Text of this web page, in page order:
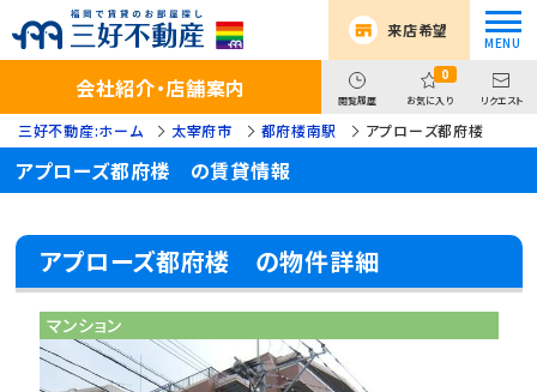
来店希望
会社紹介・店舗案内 閲覧履歴
0
お気に入り リクエスト
三好不動産:ホーム 太宰府市 都府楼南駅 アプローズ都府楼
アプローズ都府楼 の賃貸情報
アプローズ都府楼 の物件詳細
マンション